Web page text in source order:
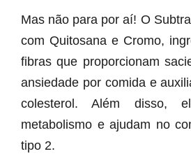
Mas não para por aí! O
com Quitosana e Cromo,
fibras que proporcionam
ansiedade por comida e
colesterol. Além disso,
metabolismo e ajudam no
tipo 2.